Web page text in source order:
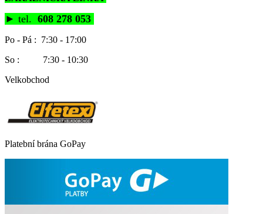
► tel. 608 278 053
Po - Pá : 7:30 - 17:00
So : 7:30 - 10:30
Velkobchod
Platební brána GoPay